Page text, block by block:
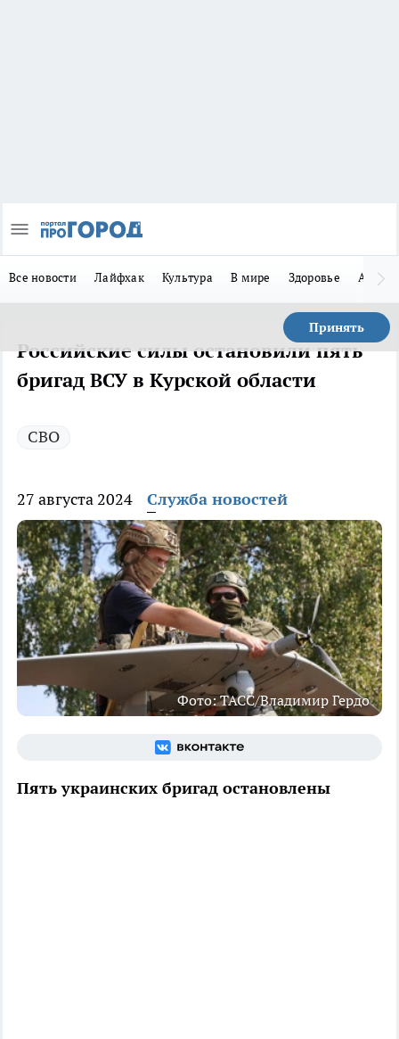
Все новости Лайфхак Культура В мире Здоровье Авто
Принять
Российские силы остановили пять
бригад ВСУ в Курской области
СВО
27 августа 2024 Служба новостей
Фото: ТАСС/Владимир Гердо
Пять украинских бригад остановлены